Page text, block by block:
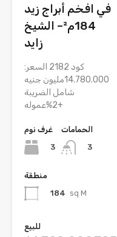
في افخم أبراج زيد
184م²– الشيخ
زايد
كود 2182 السعر:
14.780.000مليون جنيه
شامل الضريبة
+2%عموله
غرف نوم
3
الحمامات
3
منطقة
184 sq M
للبيع